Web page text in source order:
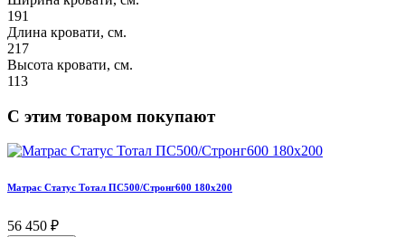
191
Длина кровати, см.
217
Высота кровати, см.
113
С этим товаром покупают
Матрас Статус Тотал ПС500/Стронг600 180х200
56 450 ₽